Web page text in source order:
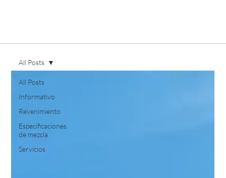
All Posts
Informativo
Revenimiento
Especificaciones
de mezcla
Servicios
All Posts